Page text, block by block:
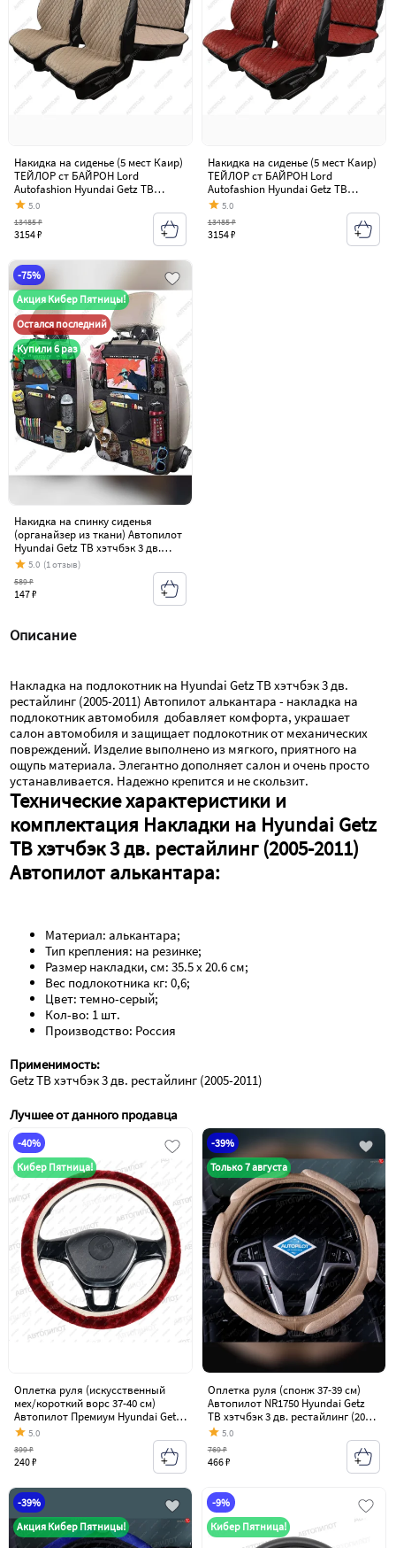
Накидка на сиденье (5 мест Каир)
ТЕЙЛОР ст БАЙРОН Lord
Autofashion Hyundai Getz TB
хэтчбэк 3 дв. рестайлинг (2005-
5.0
3154 ₽
13485 ₽
Накидка на сиденье (5 мест Каир)
ТЕЙЛОР ст БАЙРОН Lord
Autofashion Hyundai Getz TB
хэтчбэк 3 дв. рестайлинг (2005-
5.0
3154 ₽
13485 ₽
-75%
Акция Кибер Пятницы!
Остался последний
Купили 6 раз
Накидка на спинку сиденья
(органайзер из ткани) Автопилот
Hyundai Getz TB хэтчбэк 3 дв.
рестайлинг (2005-2011)
5.0 (1 отзыв)
147 ₽
589 ₽
Описание
Накладка на подлокотник на Hyundai Getz TB хэтчбэк 3 дв.
рестайлинг (2005-2011) Автопилот алькантара - накладка на
подлокотник автомобиля  добавляет комфорта, украшает
салон автомобиля и защищает подлокотник от механических
повреждений. Изделие выполнено из мягкого, приятного на
ощупь материала. Элегантно дополняет салон и очень просто
устанавливается. Надежно крепится и не скользит.
Технические характеристики и
комплектация Накладки на Hyundai Getz
TB хэтчбэк 3 дв. рестайлинг (2005-2011)
Автопилот алькантара:
Материал: алькантара;
Тип крепления: на резинке;
Размер накладки, см: 35.5 х 20.6 см;
Вес подлокотника кг: 0,6;
Цвет: темно-серый;
Кол-во: 1 шт.
Производство: Россия
Применимость:
Getz TB хэтчбэк 3 дв. рестайлинг (2005-2011)
Лучшее от данного продавца
-40%
Кибер Пятница!
Оплетка руля (искусственный
мех/короткий ворс 37-40 см)
Автопилот Премиум Hyundai Getz
TB хэтчбэк 3 дв. рестайлинг (2005-
5.0
240 ₽
399 ₽
-39%
Только 7 августа
Оплетка руля (спонж 37-39 см)
Автопилот NR1750 Hyundai Getz
TB хэтчбэк 3 дв. рестайлинг (2005-
2011)
5.0
466 ₽
769 ₽
-39%
Акция Кибер Пятницы!
-9%
Кибер Пятница!